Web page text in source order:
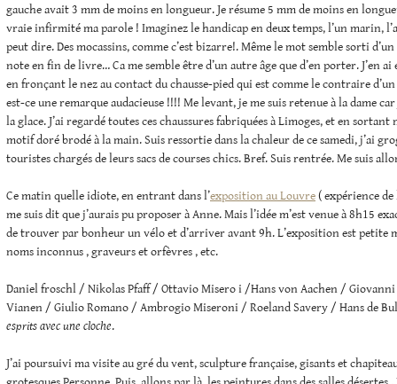
gauche avait 3 mm de moins en longueur. Je résume 5 mm de moins en
vraie infirmité ma parole ! Imaginez le handicap en deux temps, l’un marin,
peut dire. Des mocassins, comme c’est bizarre!. Même le mot semble sorti
note en fin de livre… Ca me semble être d’un autre âge que d’en porter. J’en ai
en fronçant le nez au contact du chausse-pied qui est comme le contraire
est-ce une remarque audacieuse !!!! Me levant, je me suis retenue à la dame
la glace. J’ai regardé toutes ces chaussures fabriquées à Limoges, et en sortant
motif doré brodé à la main. Suis ressortie dans la chaleur de ce samedi, j’ai
touristes chargés de leurs sacs de courses chics. Bref. Suis rentrée. Me suis
Ce matin quelle idiote, en entrant dans l’exposition au Louvre( expérience
me suis dit que j’aurais pu proposer à Anne. Mais l’idée m’est venue à 8h15
de trouver par bonheur un vélo et d’arriver avant 9h. L’exposition est petite
noms inconnus , graveurs et orfèvres , etc.
Danielfroschl / Nikolas Pfaff / Ottavio Misero i /Hans von Aachen / Giovanni
Vianen / Giulio Romano / Ambrogio Miseroni / Roeland Savery / Hans de
esprits avec une cloche.
J’ai poursuivi ma visite au gré du vent, sculpture française, gisants et